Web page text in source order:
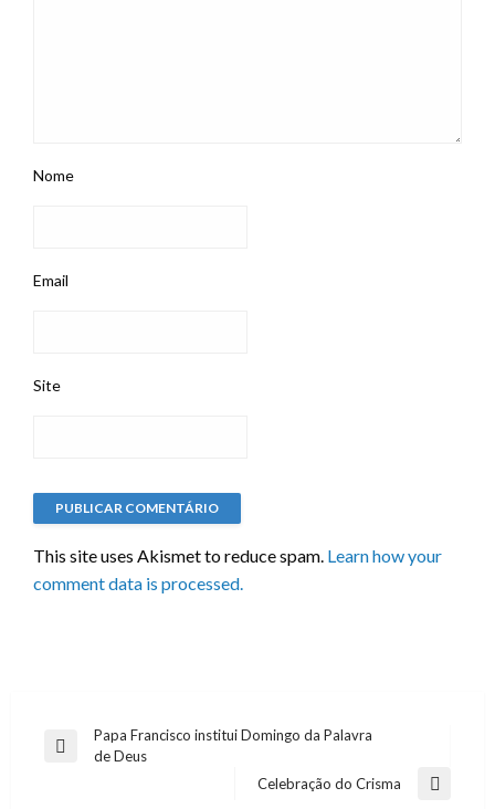
Nome
Email
Site
This site uses Akismet to reduce spam. Learn how your
comment data is processed.
Navegação
Previous
Papa Francisco institui Domingo da Palavra
de Deus
Next
Celebração do Crisma